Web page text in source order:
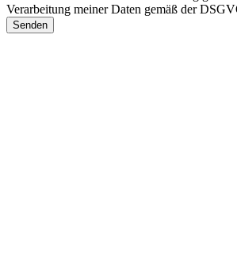
Verarbeitung meiner Daten gemäß der
Senden